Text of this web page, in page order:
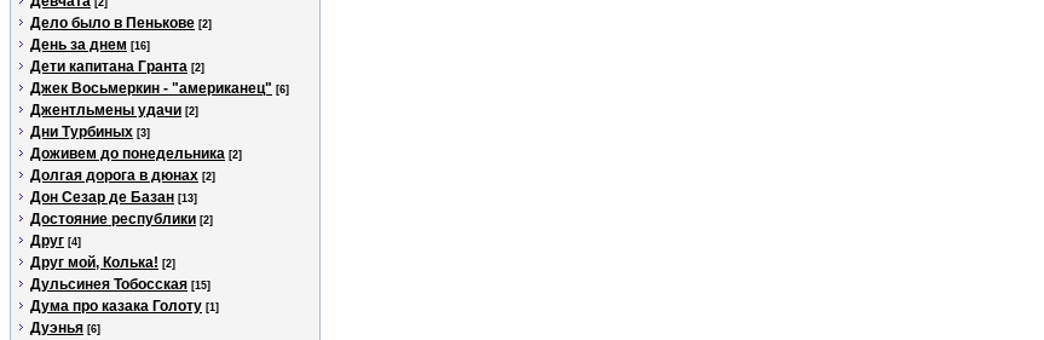
[2]
Дело было в Пенькове [2]
День за днем [16]
Дети капитана Гранта [2]
Джек Восьмеркин - "американец" [6]
Джентльмены удачи [2]
Дни Турбиных [3]
Доживем до понедельника [2]
Долгая дорога в дюнах [2]
Дон Сезар де Базан [13]
Достояние республики [2]
Друг [4]
Друг мой, Колька! [2]
Дульсинея Тобосская [15]
Дума про казака Голоту [1]
Дуэнья [6]